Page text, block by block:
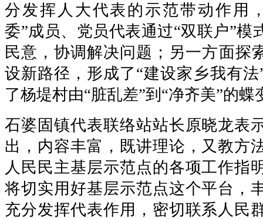
分发挥人大代表的示范带动作用
委”成员、党员代表通过“双联户”模
民意，协调解决问题；另一方面探
设新路径，形成了“建设家乡我有
了杨堤村由“脏乱差”到“净齐美”的蝶
石婆固镇代表联络站站长原晓龙表
出，内容丰富，既讲理论，又教方
人民民主基层示范点的各项工作指
将切实用好基层示范点这个平台，
充分发挥代表作用，密切联系人民